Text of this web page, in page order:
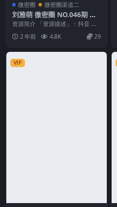
微密圈 微密圈渠道二
刘雅萌 微密圈 NO.046期 最
新至：2024.7.16
资源简介 「资源描述」：抖音 刘
雅萌 微密圈 NO.046期 【23P】最
新至：...
2 年前 4.8K 29
VIP